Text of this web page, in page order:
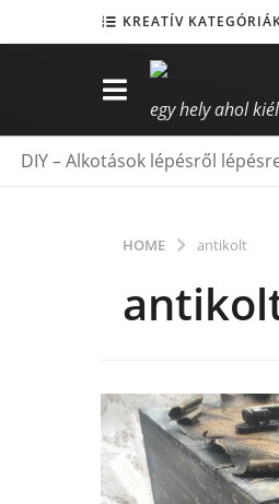
KREATÍV
egy hely ahol
DIY – Alkotások lépésről
HOME antikolt